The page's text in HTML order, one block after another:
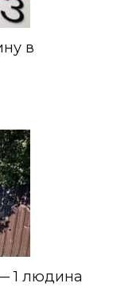
в
1 людина